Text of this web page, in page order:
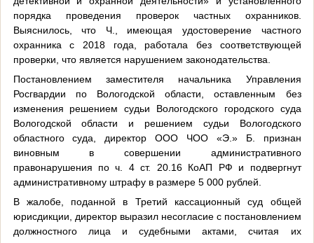
порядка проведения проверок частных охранников.
Выяснилось, что Ч., имеющая удостоверение частного
охранника с 2018 года, работала без соответствующей
проверки, что является нарушением законодательства.
Постановлением заместителя начальника Управления
Росгвардии по Вологодской области, оставленным без
изменения решением судьи Вологодского городского суда
Вологодской области и решением судьи Вологодского
областного суда, директор ООО ЧОО «Э.» Б. признан
виновным в совершении административного
правонарушения по ч. 4 ст. 20.16 КоАП РФ и подвергнут
административному штрафу в размере 5 000 рублей.
В жалобе, поданной в Третий кассационный суд общей
юрисдикции, директор выразил несогласие с постановлением
должностного лица и судебными актами, считая их